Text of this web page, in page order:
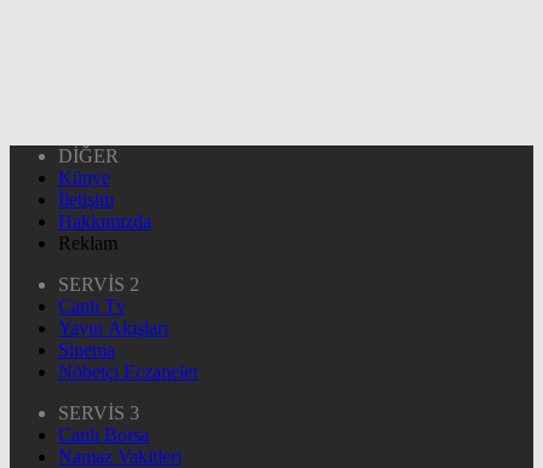
DİĞER
Künye
İletişim
Hakkımızda
Reklam
SERVİS 2
Canlı Tv
Yayın Akışları
Sinema
Nöbetçi Eczaneler
SERVİS 3
Canlı Borsa
Namaz Vakitleri